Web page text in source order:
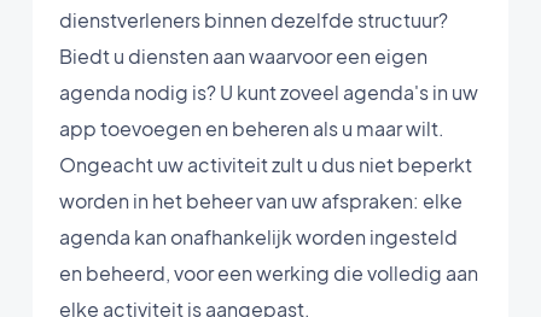
dienstverleners binnen dezelfde structuur?
Biedt u diensten aan waarvoor een eigen
agenda nodig is? U kunt zoveel agenda's in uw
app toevoegen en beheren als u maar wilt.
Ongeacht uw activiteit zult u dus niet beperkt
worden in het beheer van uw afspraken: elke
agenda kan onafhankelijk worden ingesteld
en beheerd, voor een werking die volledig aan
elke activiteit is aangepast.